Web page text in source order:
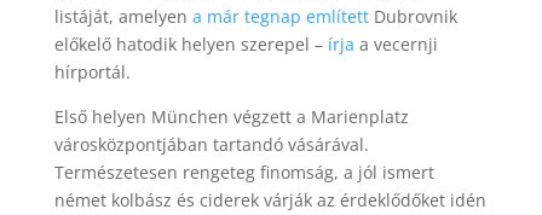
listáját, amelyen a már tegnap említettDubrovnik
előkelő hatodik helyen szerepel – írja a vecernji
hírportál.
Első helyen München végzett a Marienplatz
városközpontjában tartandó vásárával.
Természetesen rengeteg finomság, a jól ismert
német kolbász és ciderek várják az érdeklődőket idén